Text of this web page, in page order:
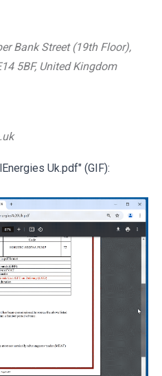
Bank Street (19th Floor),
5BF, United Kingdom
Uk.pdf" (GIF):